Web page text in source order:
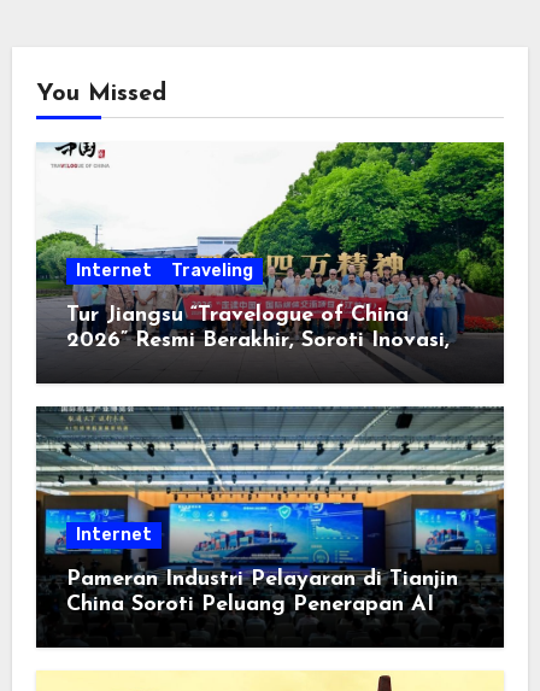
You Missed
Internet Traveling
Tur Jiangsu “Travelogue of China
2026” Resmi Berakhir, Soroti Inovasi,
Keterbukaan, dan Pembangunan
Berorientasi pada Masyarakat
Internet
Pameran Industri Pelayaran di Tianjin
China Soroti Peluang Penerapan AI